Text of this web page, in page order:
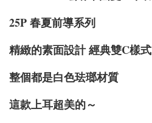
25P 春夏前導系列
精緻的素面設計 經典雙C樣式
整個都是白色珐瑯材質
這款上耳超美的～